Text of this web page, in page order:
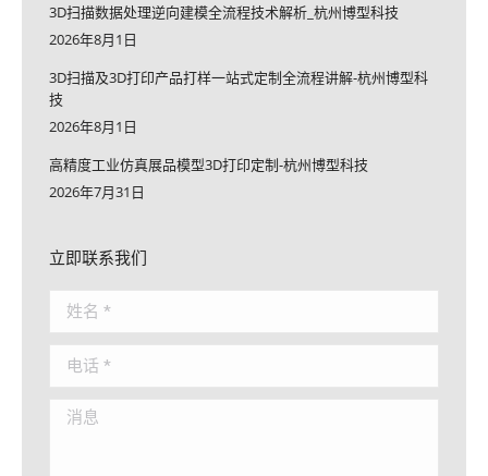
3D扫描数据处理逆向建模全流程技术解析_杭州博型科技
2026年8月1日
3D扫描及3D打印产品打样一站式定制全流程讲解-杭州博型科
技
2026年8月1日
高精度工业仿真展品模型3D打印定制-杭州博型科技
2026年7月31日
立即联系我们
姓名 *
电话 *
消息